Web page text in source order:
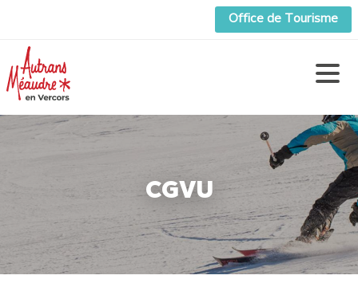
Office de Tourisme
CGVU